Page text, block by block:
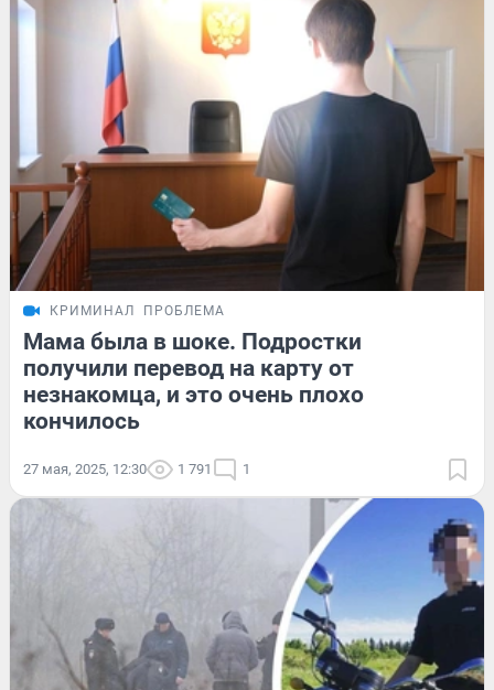
КРИМИНАЛ ПРОБЛЕМА
Мама была в шоке. Подростки
получили перевод на карту от
незнакомца, и это очень плохо
кончилось
27 мая, 2025, 12:30 1 791 1